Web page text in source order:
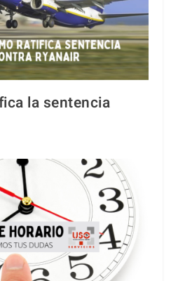
la sentencia